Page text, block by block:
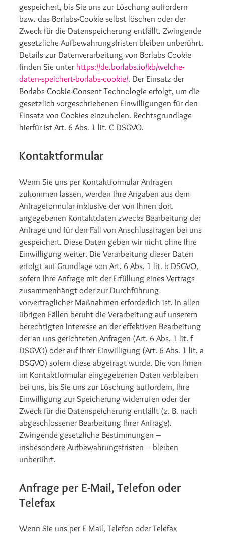
gespeichert, bis Sie uns zur Löschung auffordern
bzw. das Borlabs-Cookie selbst löschen oder der
Zweck für die Datenspeicherung entfällt. Zwingende
gesetzliche Aufbewahrungsfristen bleiben unberührt.
Details zur Datenverarbeitung von Borlabs Cookie
finden Sie unter https://de.borlabs.io/kb/welche-
daten-speichert-borlabs-cookie/. Der Einsatz der
Borlabs-Cookie-Consent-Technologie erfolgt, um die
gesetzlich vorgeschriebenen Einwilligungen für den
Einsatz von Cookies einzuholen. Rechtsgrundlage
hierfür ist Art. 6 Abs. 1 lit. C DSGVO.
Kontaktformular
Wenn Sie uns per Kontaktformular Anfragen
zukommen lassen, werden Ihre Angaben aus dem
Anfrageformular inklusive der von Ihnen dort
angegebenen Kontaktdaten zwecks Bearbeitung der
Anfrage und für den Fall von Anschlussfragen bei uns
gespeichert. Diese Daten geben wir nicht ohne Ihre
Einwilligung weiter. Die Verarbeitung dieser Daten
erfolgt auf Grundlage von Art. 6 Abs. 1 lit. b DSGVO,
sofern Ihre Anfrage mit der Erfüllung eines Vertrags
zusammenhängt oder zur Durchführung
vorvertraglicher Maßnahmen erforderlich ist. In allen
übrigen Fällen beruht die Verarbeitung auf unserem
berechtigten Interesse an der effektiven Bearbeitung
der an uns gerichteten Anfragen (Art. 6 Abs. 1 lit. f
DSGVO) oder auf Ihrer Einwilligung (Art. 6 Abs. 1 lit. a
DSGVO) sofern diese abgefragt wurde. Die von Ihnen
im Kontaktformular eingegebenen Daten verbleiben
bei uns, bis Sie uns zur Löschung auffordern, Ihre
Einwilligung zur Speicherung widerrufen oder der
Zweck für die Datenspeicherung entfällt (z. B. nach
abgeschlossener Bearbeitung Ihrer Anfrage).
Zwingende gesetzliche Bestimmungen –
insbesondere Aufbewahrungsfristen – bleiben
unberührt.
Anfrage per E-Mail, Telefon oder
Telefax
Wenn Sie uns per E-Mail, Telefon oder Telefax